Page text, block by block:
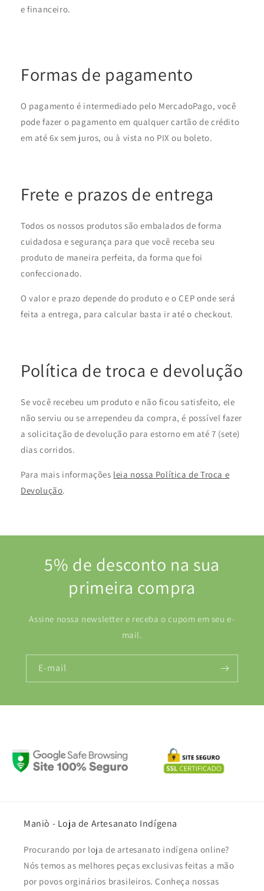
e financeiro.
Formas de pagamento
O pagamento é intermediado pelo MercadoPago, você
pode fazer o pagamento em qualquer cartão de crédito
em até 6x sem juros, ou à vista no PIX ou boleto.
Frete e prazos de entrega
Todos os nossos produtos são embalados de forma
cuidadosa e segurança para que você receba seu
produto de maneira perfeita, da forma que foi
confeccionado.
O valor e prazo depende do produto e o CEP onde será
feita a entrega, para calcular basta ir até o checkout.
Política de troca e devolução
Se você recebeu um produto e não ficou satisfeito, ele
não serviu ou se arrependeu da compra, é possível fazer
a solicitação de devolução para estorno em até 7 (sete)
dias corridos.
Para mais informações leia nossa Política de Troca e
Devolução.
5% de desconto na sua
primeira compra
Assine nossa newsletter e receba o cupom em seu e-
mail.
E-mail
Maniò - Loja de Artesanato Indígena
Procurando por loja de artesanato indígena online?
Nós temos as melhores peças exclusivas feitas a mão
por povos orginários brasileiros. Conheça nossas